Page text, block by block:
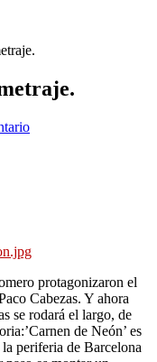
protagonizaron el
Cabezas. Y ahora
se rodará el largo, de
de Neón’ es
periferia de Barcelona